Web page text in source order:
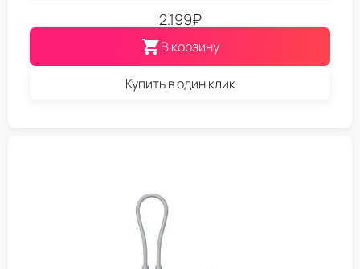
2.199₽
В корзину
Купить в один клик